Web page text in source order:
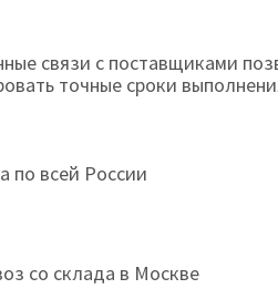
связи с поставщиками
точные сроки
по всей России
со склада в Москве